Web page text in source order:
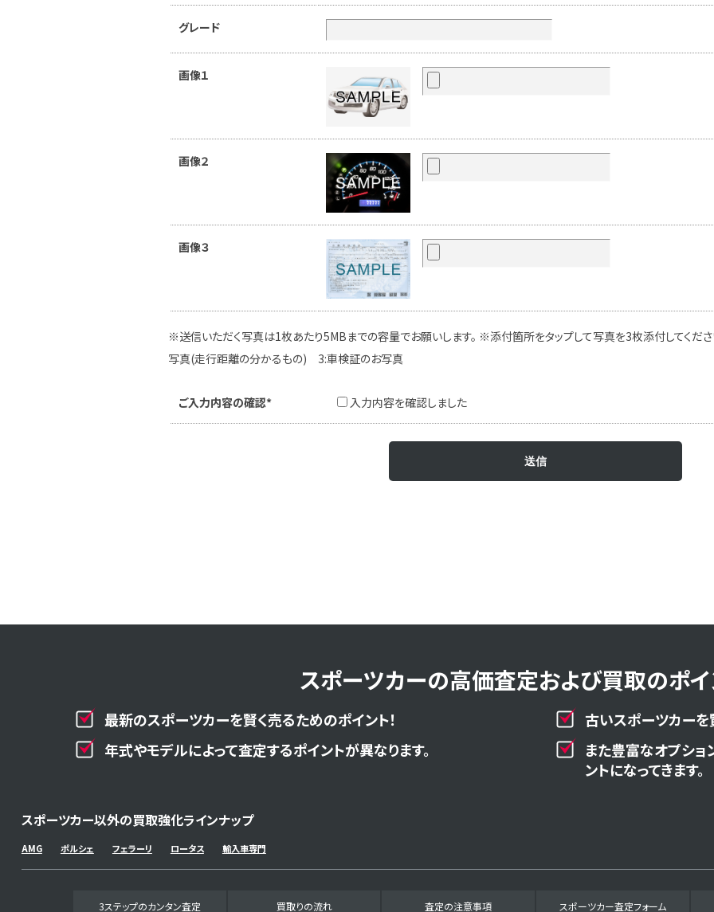
グレード
画像１
画像２
画像３
※送信いただく写真は1枚あたり5MBまでの容量でお願いします。 ※添付箇所をタップして写真を3枚添付してくだ
写真(走行距離の分かるもの) 3:車検証のお写真
ご入力内容の確認* 入力内容を確認しました
スポーツカーの高価査定および買取のポイ
最新のスポーツカーを賢く売るためのポイント！
古いスポーツカーを
年式やモデルによって査定するポイントが異なります。
また豊富なオプシ
ントになってきます。
スポーツカー以外の買取強化ラインナップ
AMG ポルシェ フェラーリ ロータス 輸入車専門
3ステップのカンタン査定 買取りの流れ 査定の注意事項 スポーツカー査定フォーム